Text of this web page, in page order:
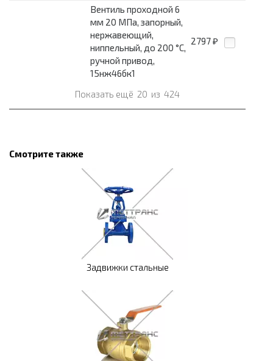
Вентиль проходной 6
мм 20 МПа, запорный,
нержавеющий,
ниппельный, до 200 °С,
ручной привод,
15нж46бк1
2797 ₽
Показать ещё 20 из 424
Смотрите также
Задвижки стальные